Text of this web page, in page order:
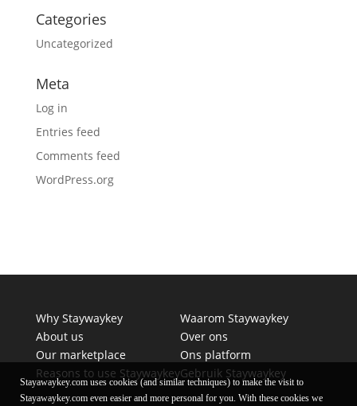
Categories
Uncategorized
Meta
Log in
Entries feed
Comments feed
WordPress.org
Why Staywaykey
About us
Our marketplace
Reasons to use Staywaykey
Waarom Staywaykey
Over ons
Ons platform
Gebruik Staywaykey
Stayawaykey.com uses cookies (and similar techniques) to make the visit to
Stayawaykey.com even easier and more personal for you. With these cookies we